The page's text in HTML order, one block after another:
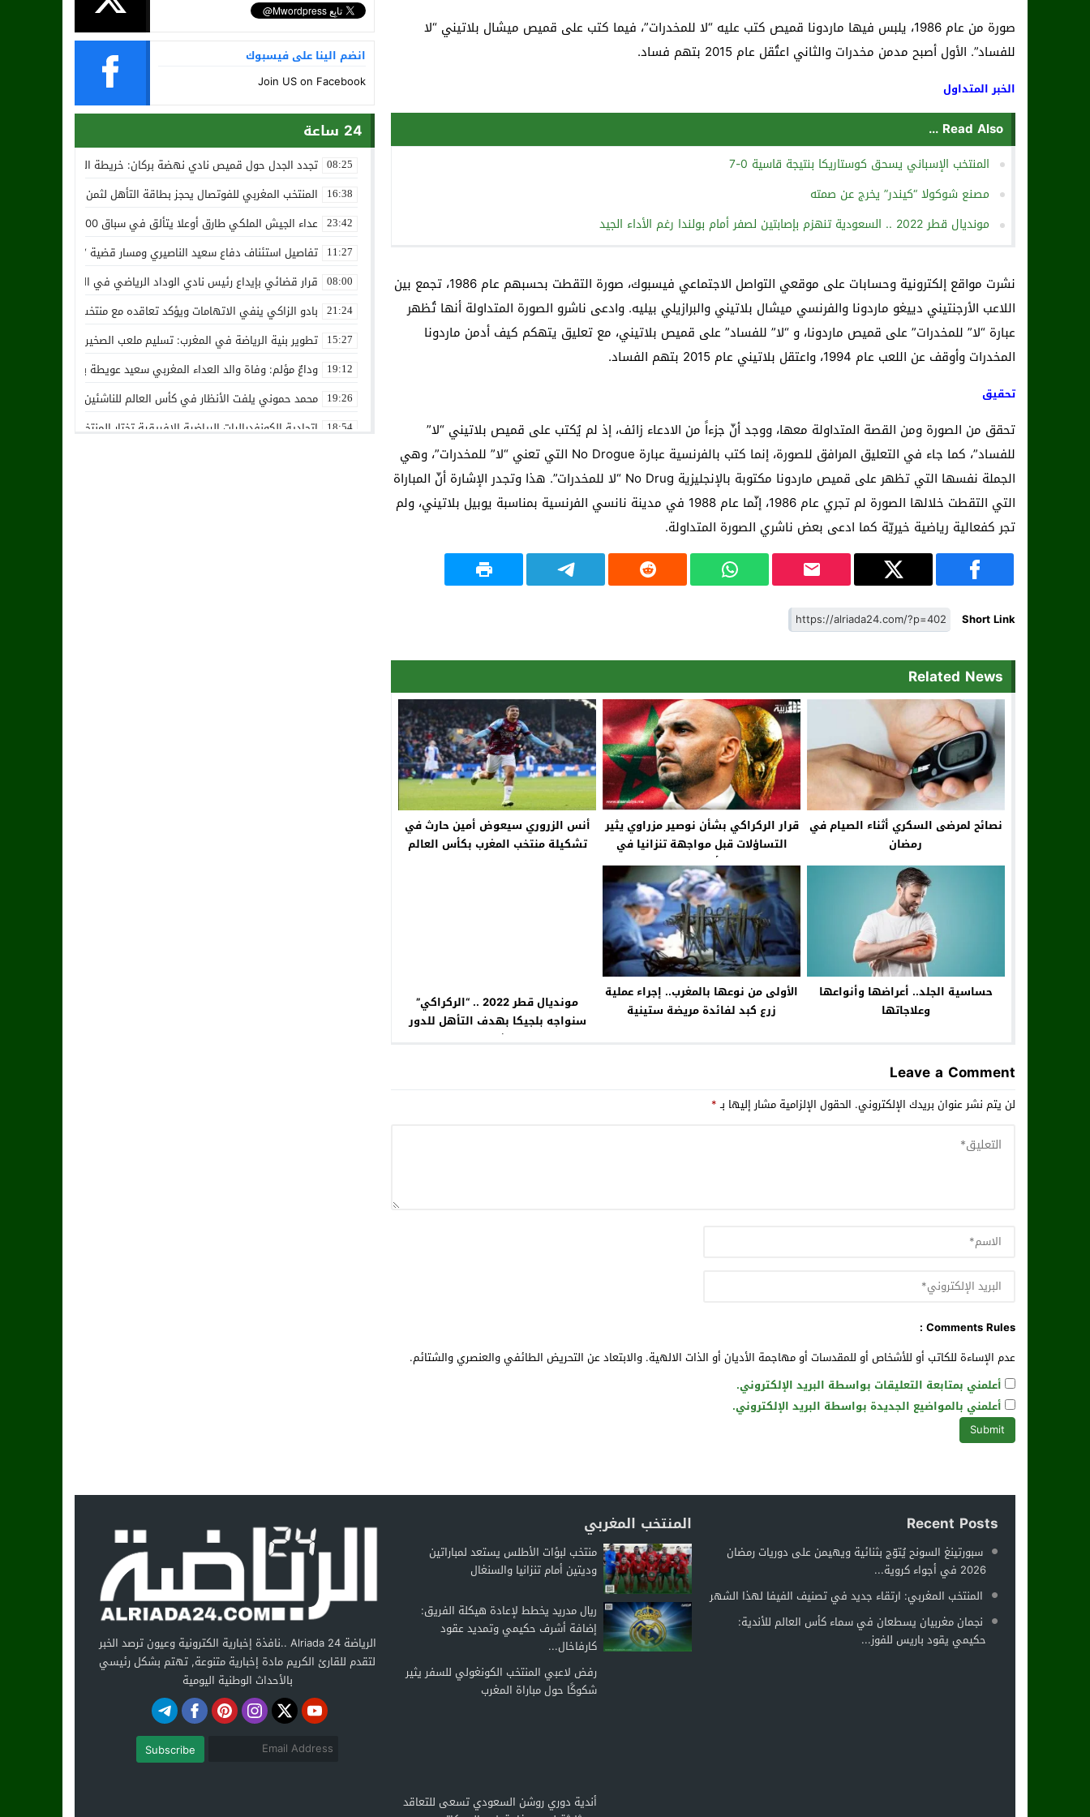
صورة من عام 1986، يلبس فيها ماردونا قميص كتب عليه “لا للمخدرات”، فيما كتب على قميص ميشال بلاتيني “لا
للفساد”. الأول أصبح مدمن مخدرات والثاني اعتُقل عام 2015 بتهم فساد.
الخبر المتداول
Read Also ...
المنتخب الإسباني يسحق كوستاريكا بنتيجة قاسية 0-7
مصنع شوكولا “كيندر” يخرج عن صمته
مونديال قطر 2022 .. السعودية تنهزم بإصابتين لصفر أمام بولندا رغم الأداء الجيد
نشرت مواقع إلكترونية وحسابات على موقعي التواصل الاجتماعي فيسبوك، صورة التقطت بحسبهم عام 1986، تجمع بين
اللاعب الأرجنتيني دييغو ماردونا والفرنسي ميشال بلاتيني والبرازيلي بيليه. وادعى ناشرو الصورة المتداولة أنها تُظهر
عبارة “لا” للمخدرات” على قميص ماردونا، و “لا” للفساد” على قميص بلاتيني، مع تعليق يتهكم كيف أدمن ماردونا
المخدرات وأوقف عن اللعب عام 1994، واعتقل بلاتيني عام 2015 بتهم الفساد.
تحقيق
تحقق من الصورة ومن القصة المتداولة معها، ووجد أنّ جزءاً من الادعاء زائف، إذ لم يُكتب على قميص بلاتيني “لا”
للفساد”، كما جاء في التعليق المرافق للصورة، إنما كتب بالفرنسية عبارة No Drogue التي تعني “لا” للمخدرات”، وهي
الجملة نفسها التي تظهر على قميص ماردونا مكتوبة بالإنجليزية No Drug “لا للمخدرات”. هذا وتجدر الإشارة أنّ المباراة
التي التقطت خلالها الصورة لم تجري عام 1986، إنّما عام 1988 في مدينة نانسي الفرنسية بمناسبة يوبيل بلاتيني، ولم
تجر كفعالية رياضية خيريّة كما ادعى بعض ناشري الصورة المتداولة.
Short Link
Related News
نصائح لمرضى السكري أثناء الصيام في
رمضان
قرار الركراكي بشأن نوصير مزراوي يثير
التساؤلات قبل مواجهة تنزانيا في
تصفيات كأس العالم 2026
أنس الزروري سيعوض أمين حارث في
تشكيلة منتخب المغرب بكأس العالم
حساسية الجلد.. أعراضها وأنواعها
وعلاجاتها
الأولى من نوعها بالمغرب.. إجراء عملية
زرع كبد لفائدة مريضة ستينية
مونديال قطر 2022 .. “الركراكي”
سنواجه بلجيكا بهدف التأهل للدور
الثاني
Leave a Comment
لن يتم نشر عنوان بريدك الإلكتروني. الحقول الإلزامية مشار إليها بـ*
Comments Rules :
عدم الإساءة للكاتب أو للأشخاص أو للمقدسات أو مهاجمة الأديان أو الذات الالهية. والابتعاد عن التحريض الطائفي والعنصري والشتائم.
أعلمني بمتابعة التعليقات بواسطة البريد الإلكتروني.
أعلمني بالمواضيع الجديدة بواسطة البريد الإلكتروني.
انضم الينا على فيسبوك
Join US on Facebook
24 ساعة
08:25 تجدد الجدل حول قميص نادي نهضة بركان: خريطة المغرب تثير استياء
16:38 المنتخب المغربي للفوتصال يحجز بطاقة التأهل لثمن نهائي مونديال
23:42 عداء الجيش الملكي طارق أوعلا يتألق في سباق 4200 متر بمدينة سلا
11:27 تفاصيل استئناف دفاع سعيد الناصيري ومسار قضية ‘بارون المخدرات
08:00 قرار قضائي بإيداع رئيس نادي الوداد الرياضي في السجن في قضية
21:24 بادو الزاكي ينفي الاتهامات ويؤكد تعاقده مع منتخب النيجر دون تكفل
15:27 تطوير بنية الرياضة في المغرب: تسليم ملعب الصخيرات بالعشب
19:12 وداعٌ مؤلم: وفاة والد العداء المغربي سعيد عويطة بعد صراع طويل
19:26 محمد حموني يلفت الأنظار في كأس العالم للناشئين ويثير اهتمام
18:54 اتحادية الكونفدراليات الرياضية الإفريقية تختار المنتخب الوطني
Recent Posts
سبورتينغ السونح يُتوّج بثنائية ويهيمن على دوريات رمضان
2026 في أجواء كروية...
المنتخب المغربي: ارتقاء جديد في تصنيف الفيفا لهذا الشهر
نجمان مغربيان يسطعان في سماء كأس العالم للأندية:
حكيمي يقود باريس للفوز...
المنتخب المغربي
منتخب لبؤات الأطلس يستعد لمباراتين
وديتين أمام تنزانيا والسنغال
ريال مدريد يخطط لإعادة هيكلة الفريق:
إضافة أشرف حكيمي وتمديد عقود
كارفاخال...
رفض لاعبي المنتخب الكونغولي للسفر يثير
شكوكًا حول مباراة المغرب
أندية دوري روشن السعودي تسعى للتعاقد
الرياضة Alriada 24 ..نافذة إخبارية الكترونية وعيون ترصد الخبر
لتقدم للقارئ الكريم مادة إخبارية متنوعة, تهتم بشكل رئيسي
بالأحداث الوطنية اليومية
Subscribe